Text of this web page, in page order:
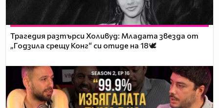
Трагедия разтърси Холивуд: Младата звезда от
„Годзила срещу Конг“ си отиде на 18🕊️